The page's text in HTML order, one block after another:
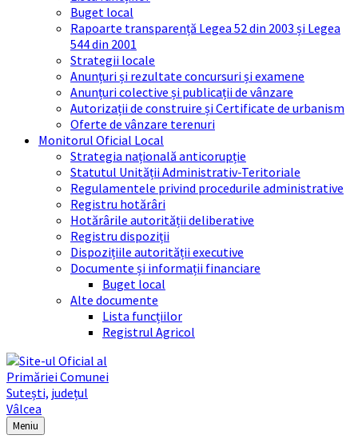
Buget local
Rapoarte transparență Legea 52 din 2003 și Legea
544 din 2001
Strategii locale
Anunțuri și rezultate concursuri și examene
Anunțuri colective și publicații de vânzare
Autorizații de construire și Certificate de urbanism
Oferte de vânzare terenuri
Monitorul Oficial Local
Strategia națională anticorupție
Statutul Unității Administrativ-Teritoriale
Regulamentele privind procedurile administrative
Registru hotărâri
Hotărârile autorității deliberative
Registru dispoziții
Dispozițiile autorității executive
Documente și informații financiare
Buget local
Alte documente
Lista funcțiilor
Registrul Agricol
Meniu